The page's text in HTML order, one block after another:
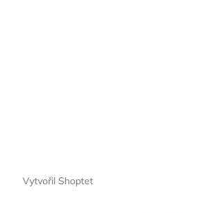
Vytvořil Shoptet